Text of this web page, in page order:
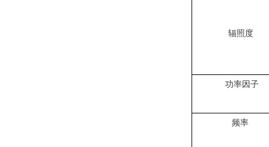
辐照度
功率因⼦
频率